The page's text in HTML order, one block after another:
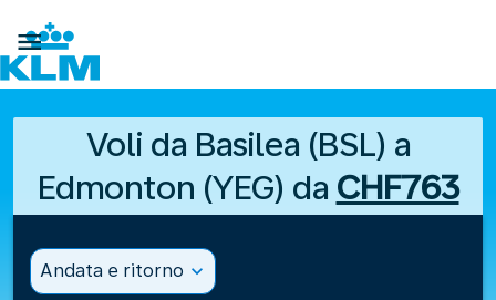

Voli da Basilea (BSL) a
Edmonton (YEG) da CHF763
Andata e ritorno expand_more